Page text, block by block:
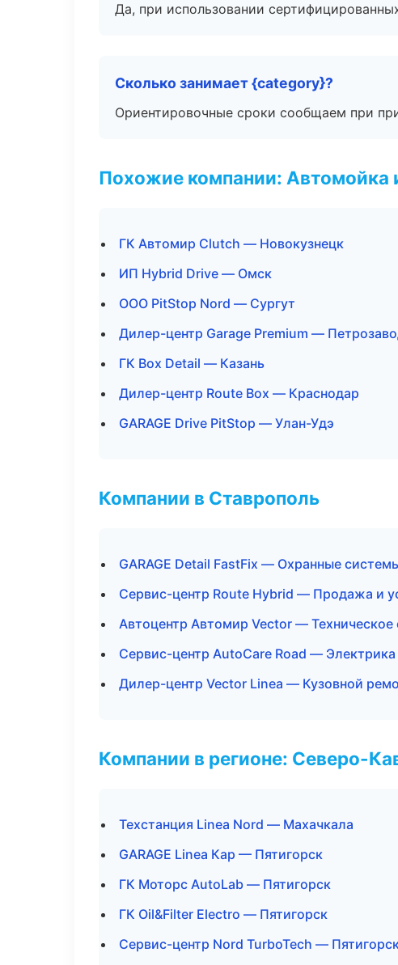
Да, при использовании
Сколько занимает {category}?
Ориентировочные сроки сообщаем при
Похожие компании: Автомойка
ГК Автомир Clutch — Новокузнецк
ИП Hybrid Drive — Омск
ООО PitStop Nord — Сургут
Дилер-центр Garage Premium —
ГК Box Detail — Казань
Дилер-центр Route Box — Краснодар
GARAGE Drive PitStop — Улан-Удэ
Компании в Ставрополь
GARAGE Detail FastFix — Охранные
Сервис-центр Route Hybrid — Продажа и
Автоцентр Автомир Vector —
Сервис-центр AutoCare Road — Электрика
Дилер-центр Vector Linea — Кузовной
Компании в регионе: Северо-
Техстанция Linea Nord — Махачкала
GARAGE Linea Кар — Пятигорск
ГК Моторс AutoLab — Пятигорск
ГК Oil&Filter Electro — Пятигорск
Сервис-центр Nord TurboTech —